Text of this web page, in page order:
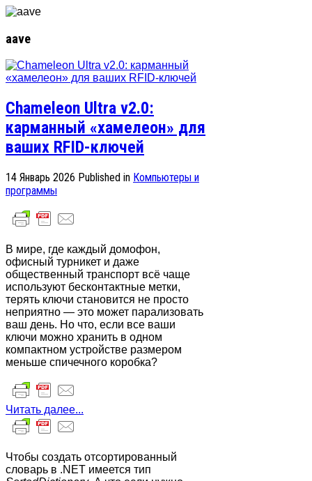
aave
Chameleon Ultra v2.0:
карманный «хамелеон» для
ваших RFID-ключей
14 Январь 2026 Published in Компьютеры и
программы
В мире, где каждый домофон,
офисный турникет и даже
общественный транспорт всё чаще
используют бесконтактные метки,
терять ключи становится не просто
неприятно — это может парализовать
ваш день. Но что, если все ваши
ключи можно хранить в одном
компактном устройстве размером
меньше спичечного коробка?
Читать далее...
Чтобы создать отсортированный
словарь в .NET имеется тип